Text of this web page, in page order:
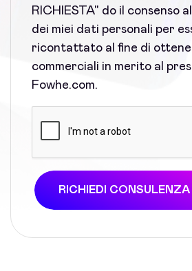
RICHIESTA" do il consenso
dei miei dati personali per
ricontattato al fine di
commerciali in merito al
Fowhe.com.
RICHIEDI